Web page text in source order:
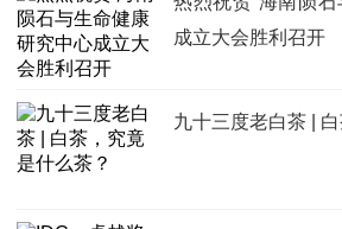
成立大会胜利召开
九十三度老白茶 |